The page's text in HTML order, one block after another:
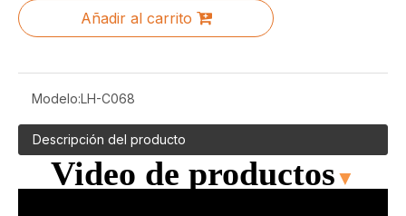
Añadir al carrito
Modelo:LH-C068
Descripción del producto
Video de productos ▼